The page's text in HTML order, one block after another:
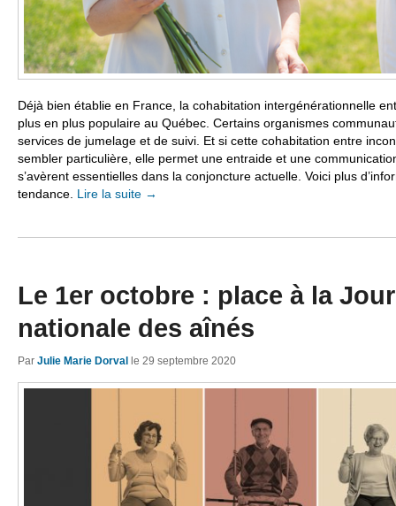
Déjà bien établie en France, la cohabitation intergénérationnelle
plus en plus populaire au Québec. Certains organismes
services de jumelage et de suivi. Et si cette cohabitation entre
sembler particulière, elle permet une entraide et une
s’avèrent essentielles dans la conjoncture actuelle. Voici plus
tendance. Lire la suite →
Le 1er octobre : place à la
nationale des aînés
Par Julie Marie Dorval le 29 septembre 2020